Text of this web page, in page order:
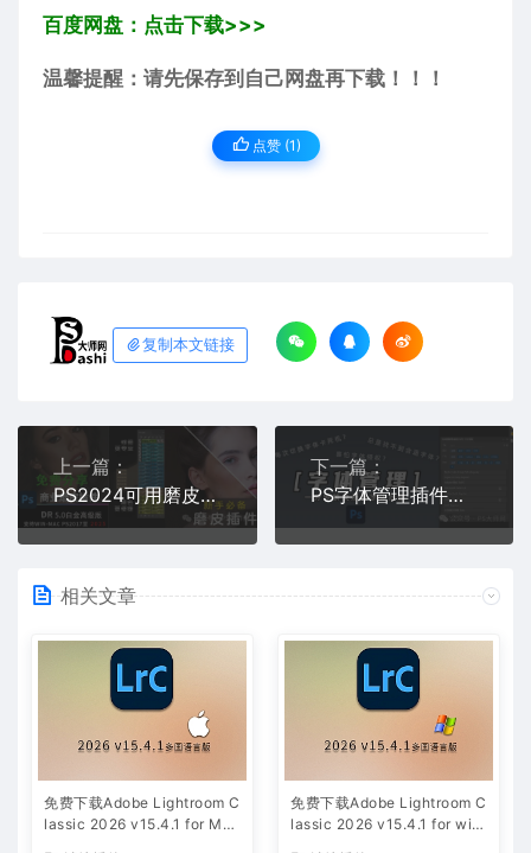
百度网盘：点击下载>>>
温馨提醒：请先保存到自己网盘再下载！！！
点赞 (1)
复制本文链接
上一篇：
PS2024可用磨皮插件DR5.0白金高级版(WIN&MAC)免费分享下载附怎么安装教程汉化Delicious Retouch
下一篇：
PS字体管理插件神器Fontags v1.6最新版汉化破解版软件工具助手免费分享下载Photoshop字库在哪里怎么用设计必备
相关文章
免费下载Adobe Lightroom C
lassic 2026 v15.4.1 for Mac
免费下载Adobe Lightroom C
lassic 2026 v15.4.1 for win